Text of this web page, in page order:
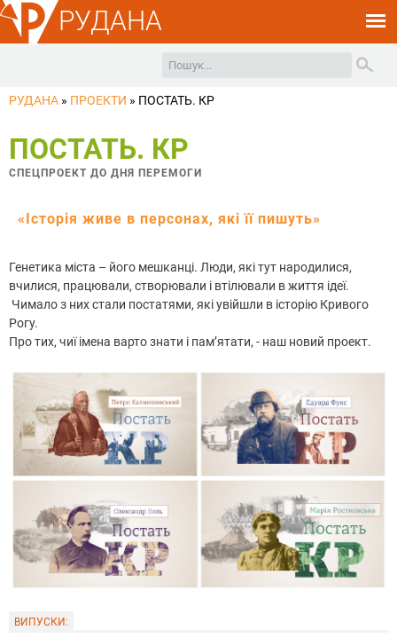
РУДАНА
РУДАНА » ПРОЕКТИ » ПОСТАТЬ. КР
ПОСТАТЬ. КР
СПЕЦПРОЕКТ ДО ДНЯ ПЕРЕМОГИ
«Історія живе в персонах, які її пишуть»
Генетика міста – його мешканці. Люди, які тут народилися,
вчилися, працювали, створювали і втілювали в життя ідеї.
Чимало з них стали постатями, які увійшли в історію Кривого
Рогу.
Про тих, чиї імена варто знати і пам’ятати, - наш новий проект.
ВИПУСКИ: